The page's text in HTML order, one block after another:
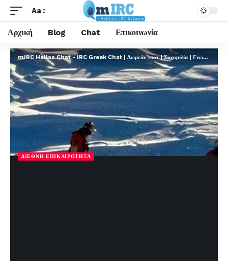
Aa
Αρχική Blog Chat Επικοινωνία
mIRC Hellas Chat - IRC Greek Chat | Δωρεάν τσατ | Συνομιλία | Γνωριμίες | FREE
ΔΙΕΘΝΉ ΕΠΙΚΑΙΡΌΤΗΤΑ